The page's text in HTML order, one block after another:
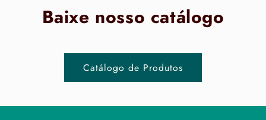
Baixe nosso catálogo
Catálogo de Produtos